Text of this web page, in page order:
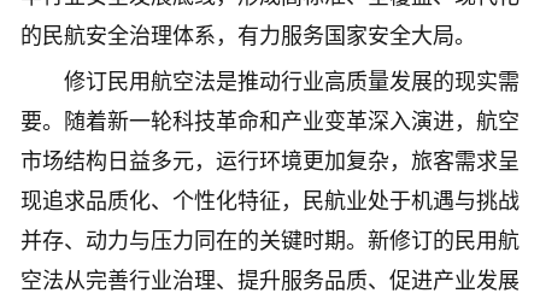
的民航安全治理体系，有力服务国家安全大局。
修订民用航空法是推动行业高质量发展的现实需
要。随着新一轮科技革命和产业变革深入演进，航空
市场结构日益多元，运行环境更加复杂，旅客需求呈
现追求品质化、个性化特征，民航业处于机遇与挑战
并存、动力与压力同在的关键时期。新修订的民用航
空法从完善行业治理、提升服务品质、促进产业发展